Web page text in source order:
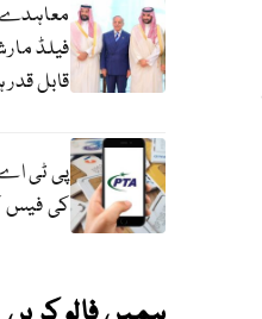
فیلڈ
قابل
پی ٹی اے
کی فیس